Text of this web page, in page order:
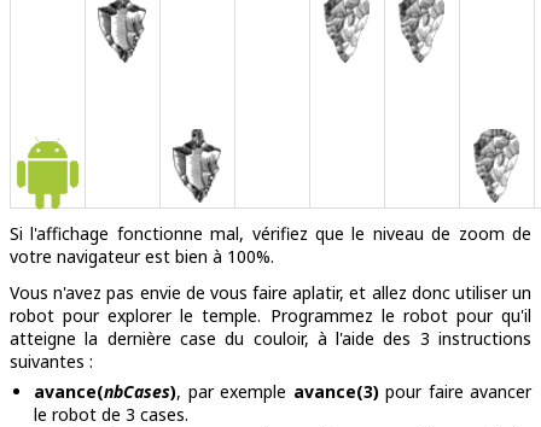
Si l'affichage fonctionne mal, vérifiez que le niveau de zoom de
votre navigateur est bien à 100%.
Vous n'avez pas envie de vous faire aplatir, et allez donc utiliser un
robot pour explorer le temple. Programmez le robot pour qu'il
atteigne la dernière case du couloir, à l'aide des 3 instructions
suivantes :
avance(nbCases), par exemple avance(3)pour faire avancer
le robot de 3 cases.